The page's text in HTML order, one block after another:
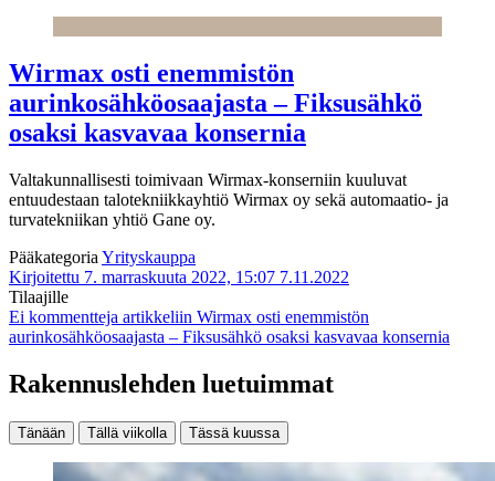
Wirmax osti enemmistön
aurinkosähköosaajasta – Fiksusähkö
osaksi kasvavaa konsernia
Valtakunnallisesti toimivaan Wirmax-konserniin kuuluvat
entuudestaan talotekniikkayhtiö Wirmax oy sekä automaatio- ja
turvatekniikan yhtiö Gane oy.
Pääkategoria Yrityskauppa
Kirjoitettu 7. marraskuuta 2022, 15:07 7.11.2022
Tilaajille
Ei kommentteja artikkeliin Wirmax osti enemmistön
aurinkosähköosaajasta – Fiksusähkö osaksi kasvavaa konsernia
Rakennuslehden luetuimmat
Tänään Tällä viikolla Tässä kuussa